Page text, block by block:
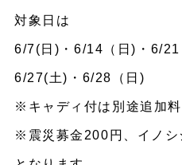
対象日は
6/7(日)・6/14（日)・6/21
6/27(土)・6/28（日)
※キャディ付は別途追加
※震災募金200円、イノシ